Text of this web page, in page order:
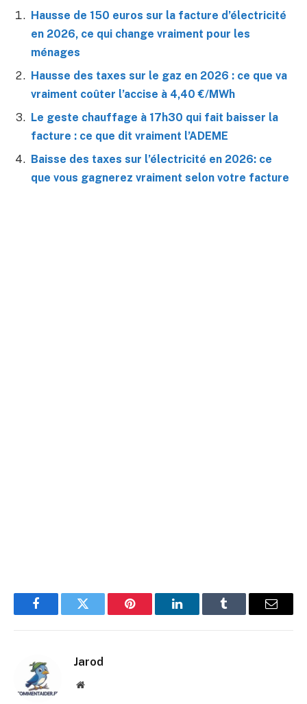
Hausse de 150 euros sur la facture d’électricité
en 2026, ce qui change vraiment pour les
ménages
Hausse des taxes sur le gaz en 2026 : ce que va
vraiment coûter l’accise à 4,40 €/MWh
Le geste chauffage à 17h30 qui fait baisser la
facture : ce que dit vraiment l’ADEME
Baisse des taxes sur l’électricité en 2026: ce
que vous gagnerez vraiment selon votre facture
FacebookTwitter Pinterest LinkedInTumblr
E-
Jarod
Site